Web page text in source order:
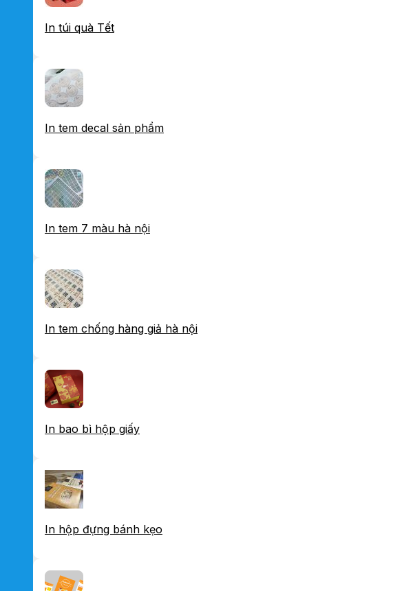
In túi quà Tết
In tem decal sản phẩm
In tem 7 màu hà nội
In tem chống hàng giả hà nội
In bao bì hộp giấy
In hộp đựng bánh kẹo